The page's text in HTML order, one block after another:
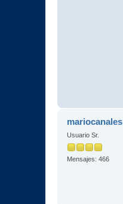
mariocanales
Usuario Sr.
Mensajes: 466